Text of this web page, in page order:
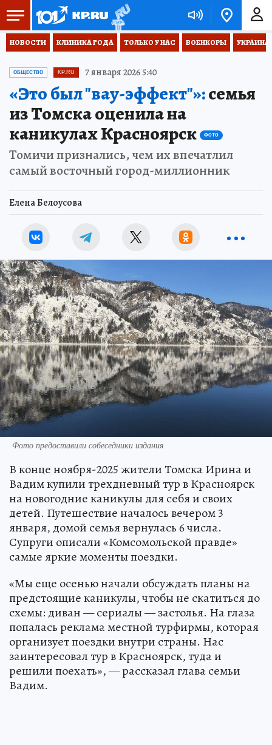
НОВОСТИ КЛИНИКА ГОДА ТОЛЬКО У НАС ВОЕНКОРЫ
ОБЩЕСТВО KP.RU 7 января 2026 5:40
«Это был "вау-эффект"»:семья
из Томска оценила на
каникулах Красноярск
ФОТО
Томичи признались, чем их впечатлил
самый восточный город-миллионник
Елена Белоусова
Фото предоставили собеседники издания
В конце ноября-2025 жители Томска Ирина и
Вадим купили трехдневный тур в Красноярск
на новогодние каникулы для себя и своих
детей. Путешествие началось вечером 3
января, домой семья вернулась 6 числа.
Супруги описали «Комсомольской правде»
самые яркие моменты поездки.
«Мы еще осенью начали обсуждать планы на
предстоящие каникулы, чтобы не скатиться до
схемы: диван — сериалы — застолья. На глаза
попалась реклама местной турфирмы, которая
организует поездки внутри страны. Нас
заинтересовал тур в Красноярск, туда и
решили поехать», — рассказал глава семьи
Вадим.